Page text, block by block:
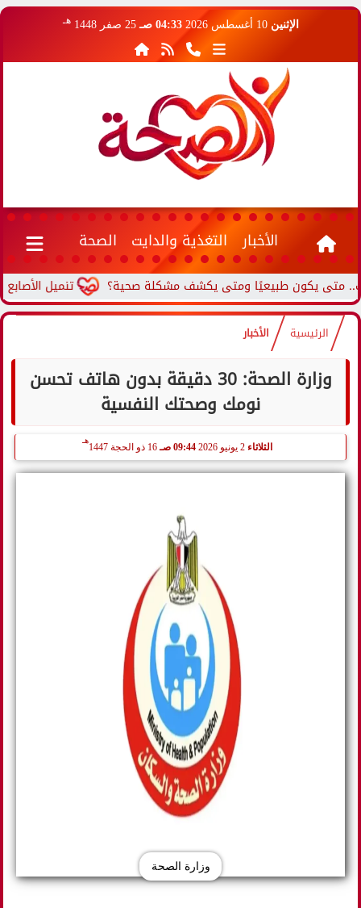
الإثنين 10 أغسطس 2026 04:33 صـ 25 صفر 1448 هـ
الأخبار التغذية والدايت الصحة
تنميل الأصابع يكون طبيعيًا ومتى يكشف مشكلة صحية؟
الرئيسية الأخبار
وزارة الصحة: 30 دقيقة بدون هاتف تحسن
نومك وصحتك النفسية
الثلاثاء 09:44 صـ 16 ذو الحجة 1447
هـ
وزارة الصحة